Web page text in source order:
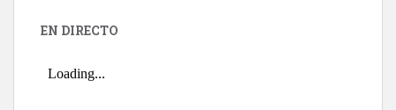
EN DIRECTO